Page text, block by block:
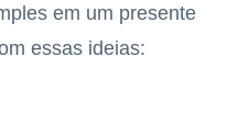
em um presente
essas ideias: